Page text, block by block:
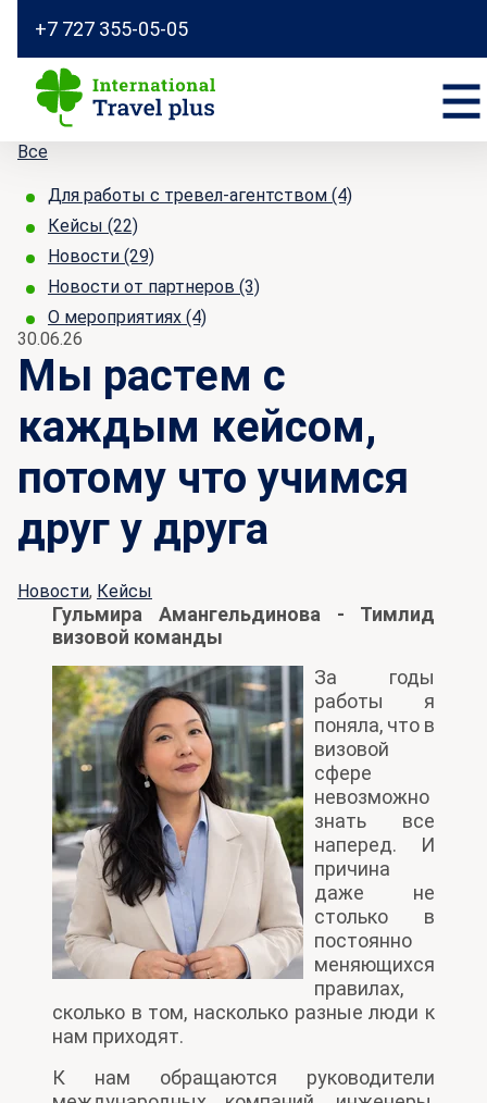
+7 727 355-05-05
Все
Для работы с тревел-агентством (4)
Кейсы (22)
Новости (29)
Новости от партнеров (3)
О мероприятиях (4)
30.06.26
Мы растем с
каждым кейсом,
потому что учимся
друг у друга
Новости, Кейсы
Гульмира Амангельдинова - Тимлид
визовой команды
За годы
работы я
поняла, что в
визовой
сфере
невозможно
знать все
наперед. И
причина
даже не
столько в
постоянно
меняющихся
правилах,
сколько в том, насколько разные люди к
нам приходят.
К нам обращаются руководители